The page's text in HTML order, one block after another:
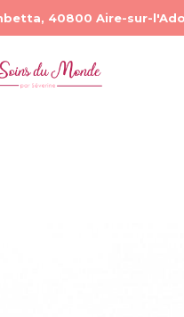
40800 Aire-sur-